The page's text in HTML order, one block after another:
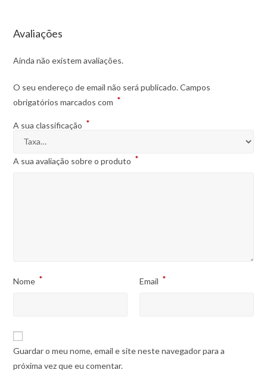
Avaliações
Ainda não existem avaliações.
O seu endereço de email não será publicado. Campos
obrigatórios marcados com *
A sua classificação *
A sua avaliação sobre o produto *
Nome * Email *
Guardar o meu nome, email e site neste navegador para a
próxima vez que eu comentar.